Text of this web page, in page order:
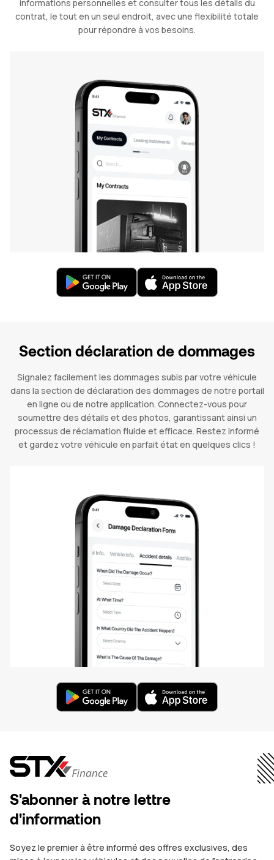
informations personnelles et consulter tous les détails du
contrat, le tout en un seul endroit, avec une flexibilité totale
pour répondre à vos besoins.
Section déclaration de dommages
Signalez facilement les dommages subis par votre véhicule
dans la section de déclaration des dommages de notre portail
en ligne ou de notre application. Connectez-vous pour
soumettre des détails et des photos, garantissant ainsi un
processus de réclamation fluide et efficace. Restez informé
et gardez votre véhicule en parfait état en quelques clics !
S'abonner à notre lettre
d'information
Soyez le premier à être informé des offres exclusives, des